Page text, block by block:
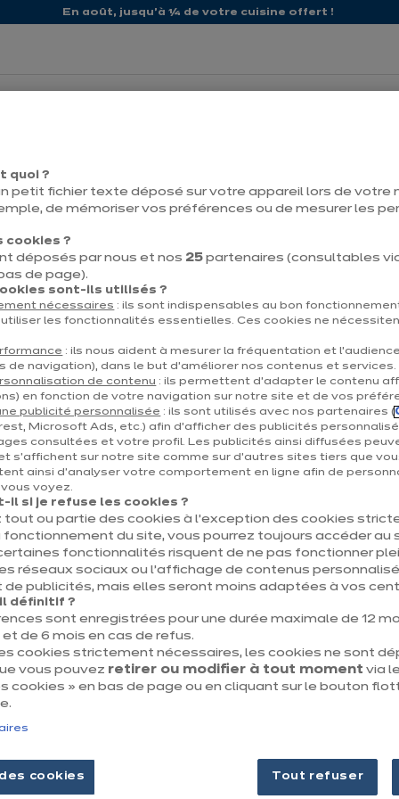
En août, jusqu'à ¼ de votre cuisine offert !
du projet
À propos d'ixina
Tout sur nous
Nos engagements
Nos magasins
Mentions légales & CGU Politique des
quoi ?
petit fichier texte déposé sur votre appareil lors de votre
de mémoriser vos préférences ou de mesurer les
cookies ?
déposés par nous et nos 25 partenaires (consultables
de page).
sont-ils utilisés ?
nécessaires : ils sont indispensables au bon
les fonctionnalités essentielles. Ces cookies ne
: ils nous aident à mesurer la fréquentation et
de navigation), dans le but d’améliorer nos contenus et services.
de contenu : ils permettent d’adapter le contenu
en fonction de votre navigation sur notre site et de vos
publicité personnalisée : ils sont utilisés avec nos partenaires (
Microsoft Ads, etc.) afin d’afficher des publicités
consultées et votre profil. Les publicités ainsi diffusées
s'affichent sur notre site comme sur d’autres sites tiers que
ainsi d'analyser votre comportement en ligne afin de
voyez.
il si je refuse les cookies ?
tout ou partie des cookies à l’exception des cookies
fonctionnement du site, vous pourrez toujours accéder au
fonctionnalités risquent de ne pas fonctionner
réseaux sociaux ou l’affichage de contenus
publicités, mais elles seront moins adaptées à vos
définitif ?
sont enregistrées pour une durée maximale de 12
de 6 mois en cas de refus.
cookies strictement nécessaires, les cookies ne sont
vous pouvez retirer ou modifier à tout moment via
cookies » en bas de page ou en cliquant sur le bouton
cookies Tout refuser